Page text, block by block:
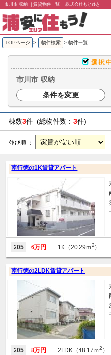
市川市 収納 ｜賃貸物件一覧｜ 株式会社もとゆき
TOPページ > 物件検索 > 物件一覧
選択
市川市 収納
条件を変更
棟数3件 (総物件数： 3件)
並び順 ：
南行徳の1K賃貸アパート
205 6万円 1K（20.29ｍ2 ）
南行徳の2LDK賃貸アパート
205 8万円 2LDK（48.17ｍ2 ）